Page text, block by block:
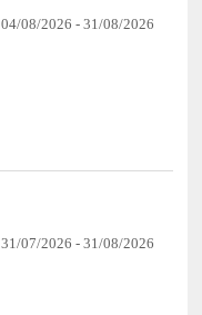
04/08/2026 - 31/08/2026
31/07/2026 - 31/08/2026